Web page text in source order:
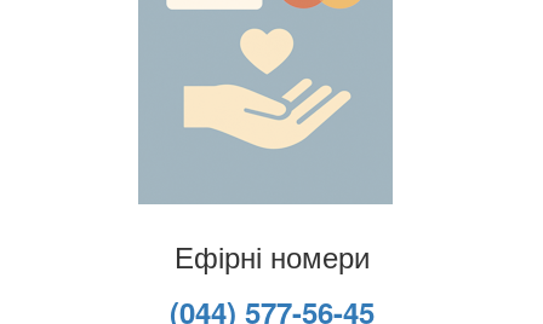
Ефірні номери
(044) 577-56-45